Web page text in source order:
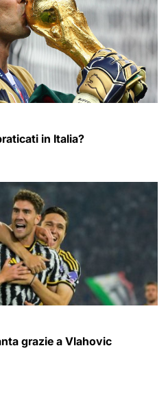
in Italia?
grazie a Vlahovic